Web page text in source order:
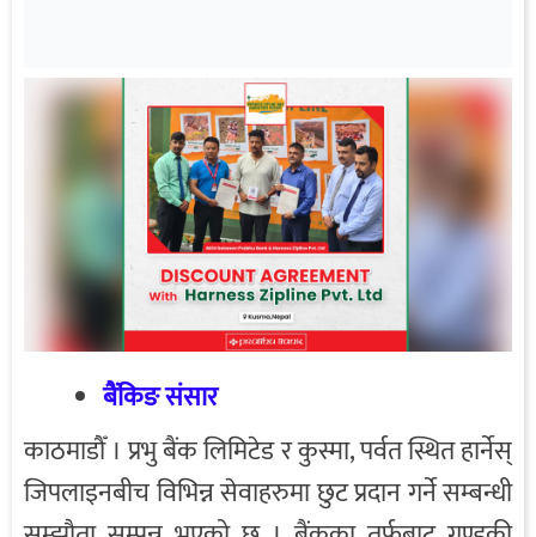
बैंकिङ संसार
काठमाडौँ । प्रभु बैंक लिमिटेड र कुस्मा, पर्वत स्थित हार्नेस्
जिपलाइनबीच विभिन्न सेवाहरुमा छुट प्रदान गर्ने सम्बन्धी